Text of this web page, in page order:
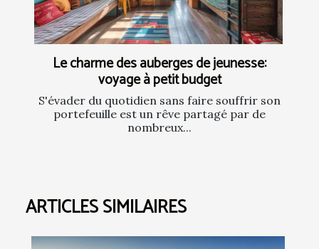
Le charme des auberges de jeunesse:
voyage à petit budget
S'évader du quotidien sans faire souffrir son
portefeuille est un rêve partagé par de
nombreux...
ARTICLES SIMILAIRES